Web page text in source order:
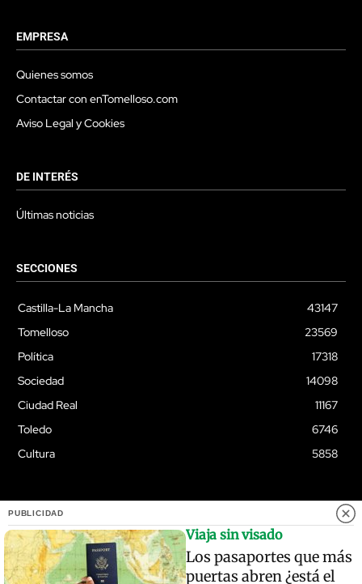
EMPRESA
Quienes somos
Contactar con enTomelloso.com
Aviso Legal y Cookies
DE INTERÉS
Últimas noticias
SECCIONES
Castilla-La Mancha
43147
Tomelloso
23569
Política
17318
Sociedad
14098
Ciudad Real
11167
Toledo
6746
Cultura
5858
© Quixoteus
PUBLICIDAD
Viaja sin visado
Los pasaportes que más
puertas abren ¿está el